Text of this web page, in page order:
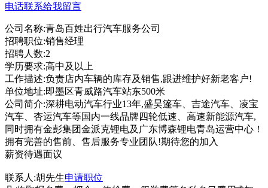
电话联系给我留言
公司名称:青岛百姓出行汽车服务公司
招聘职位:销售经理
招聘人数:2
学历要求:高中及以上
工作描述:负责店内车辆的库存及销售,跟进维护好新老客户!
单位地址:即墨区青威路汽车站东500米
公司简介:深耕电动汽车行业13年,盛昊篷车、吉途汽车、凌宝
汽车、杏运汽车等国内一线品牌四轮低速、高速新能源汽车,
同时拥有金彭集团金派克锂电及广东博森锂电青岛运营中心！
拥有完善的售前、售后服务专业团队!期待您的加入
薪资待遇面议
联系人:胡先生申请职位